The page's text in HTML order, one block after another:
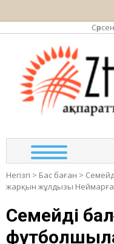
Негізгі > Бас баған >
жарқын жұлдызы
Семейдің